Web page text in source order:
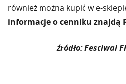
również można kupić w e-
informacje o cenniku znajdą
źródło: Festiwal